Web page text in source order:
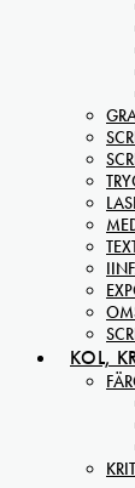
KOL,